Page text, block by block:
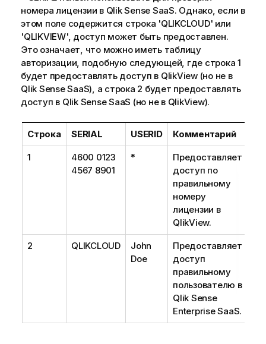
номера лицензии в Qlik Sense SaaS. Однако, если в
этом поле содержится строка 'QLIKCLOUD' или
'QLIKVIEW', доступ может быть предоставлен.
Это означает, что можно иметь таблицу
авторизации, подобную следующей, где строка 1
будет предоставлять доступ в QlikView (но не в
Qlik Sense SaaS), а строка 2 будет предоставлять
доступ в Qlik Sense SaaS (но не в QlikView).
Строка SERIAL USERID Комментарий
1
4600 0123
4567 8901
*
Предоставляет
доступ по
правильному
номеру
лицензии в
QlikView.
2 QLIKCLOUD
John
Doe
Предоставляет
доступ
правильному
пользователю в
Qlik Sense
Enterprise SaaS.